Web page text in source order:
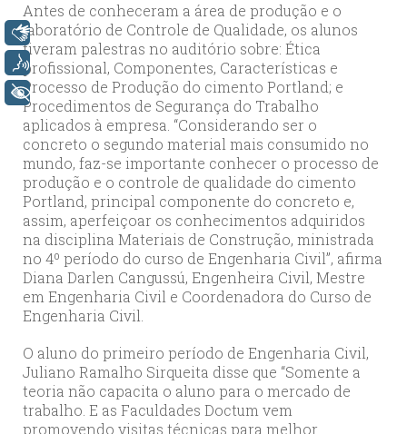
Antes de conheceram a área de produção e o
laboratório de Controle de Qualidade, os alunos
tiveram palestras no auditório sobre: Ética
profissional, Componentes, Características e
Processo de Produção do cimento Portland; e
Procedimentos de Segurança do Trabalho
aplicados à empresa. “Considerando ser o
concreto o segundo material mais consumido no
mundo, faz-se importante conhecer o processo de
produção e o controle de qualidade do cimento
Portland, principal componente do concreto e,
assim, aperfeiçoar os conhecimentos adquiridos
na disciplina Materiais de Construção, ministrada
no 4º período do curso de Engenharia Civil”, afirma
Diana Darlen Cangussú, Engenheira Civil, Mestre
em Engenharia Civil e Coordenadora do Curso de
Engenharia Civil.
O aluno do primeiro período de Engenharia Civil,
Juliano Ramalho Sirqueita disse que “Somente a
teoria não capacita o aluno para o mercado de
trabalho. E as Faculdades Doctum vem
promovendo visitas técnicas para melhor
Libras
Voz
+ Acessibilidade